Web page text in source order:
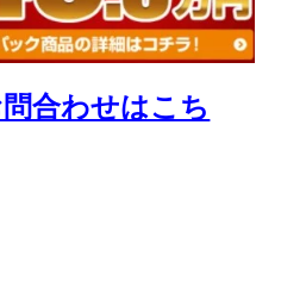
合わせはこち